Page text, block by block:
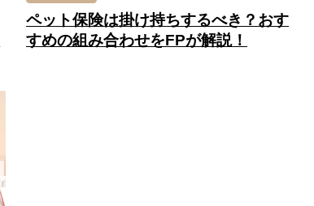
ペット保険は掛け持ちするべき？おす
すめの組み合わせをFPが解説！